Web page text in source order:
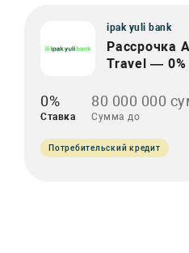
ipak yuli bank
Рассрочка
Travel — 0%
0%
Ставка
80 000 000
Сумма до
Потребительский кредит